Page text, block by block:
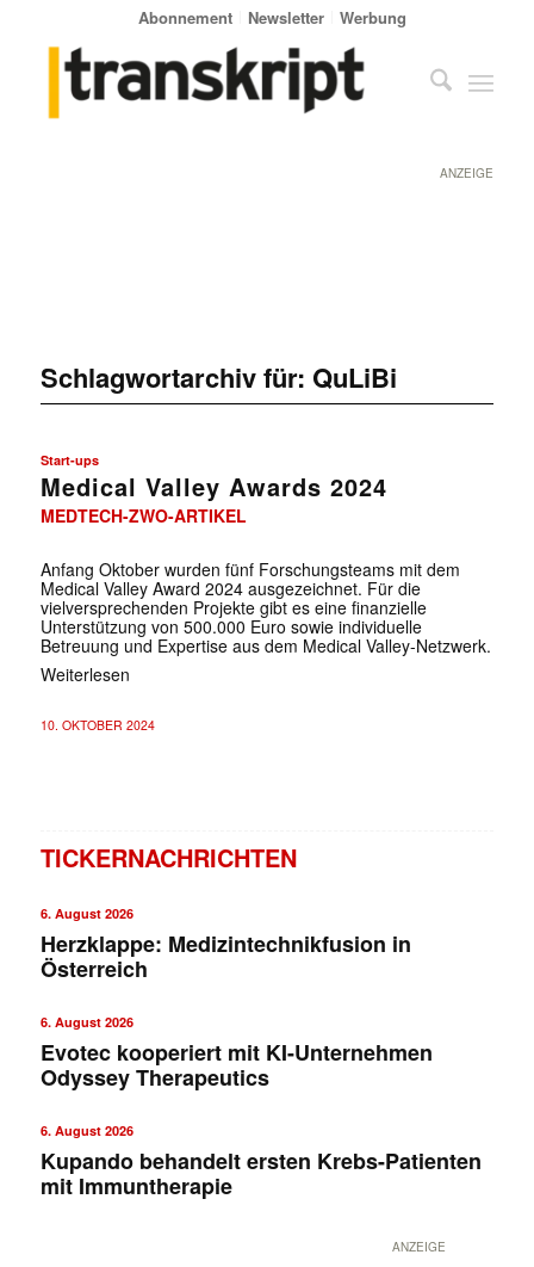
Abonnement Newsletter Werbung
ANZEIGE
Schlagwortarchiv für: QuLiBi
Start-ups
Medical Valley Awards 2024
MEDTECH-ZWO-ARTIKEL
Anfang Oktober wurden fünf Forschungsteams mit dem
Medical Valley Award 2024 ausgezeichnet. Für die
vielversprechenden Projekte gibt es eine finanzielle
Unterstützung von 500.000 Euro sowie individuelle
Betreuung und Expertise aus dem Medical Valley-Netzwerk.
Weiterlesen
10. OKTOBER 2024
TICKERNACHRICHTEN
6. August 2026
Herzklappe: Medizintechnikfusion in
Österreich
6. August 2026
Evotec kooperiert mit KI-Unternehmen
Odyssey Therapeutics
6. August 2026
Kupando behandelt ersten Krebs-Patienten
mit Immuntherapie
ANZEIGE